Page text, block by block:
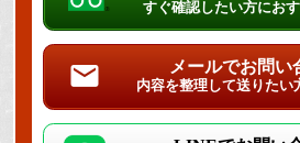
すぐ確認したい方にお
メールでお問い
内容を整理して送りたい